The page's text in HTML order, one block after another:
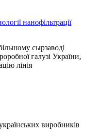
нанофільтрації
сырзаводі
галузі України,
лінія
виробників